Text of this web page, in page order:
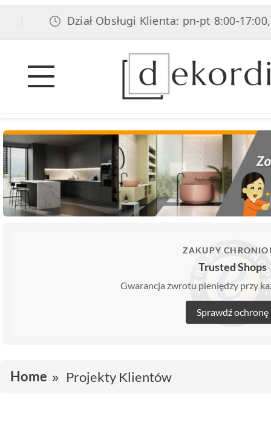
Dział Obsługi Klienta: pn-pt 8:00-17:00,
ZAKUPY
Trusted Shops
Gwarancja zwrotu pieniędzy przy
Sprawdź ochronę
Home Projekty Klientów